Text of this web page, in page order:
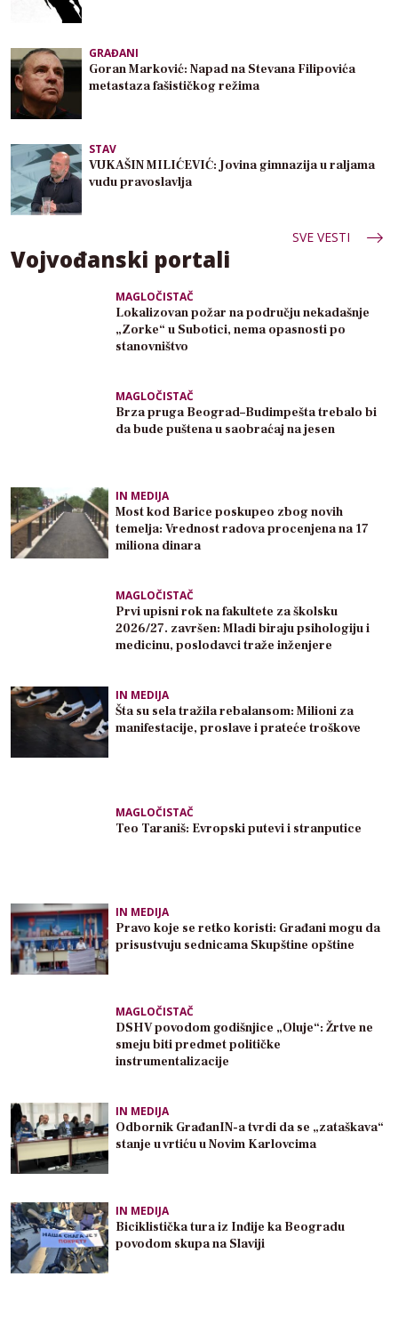
GRAĐANI
Goran Marković: Napad na Stevana Filipovića
metastaza fašističkog režima
STAV
VUKAŠIN MILIĆEVIĆ: Jovina gimnazija u raljama
vudu pravoslavlja
SVE VESTI
Vojvođanski portali
MAGLOČISTAČ
Lokalizovan požar na području nekadašnje
„Zorke“ u Subotici, nema opasnosti po
stanovništvo
MAGLOČISTAČ
Brza pruga Beograd–Budimpešta trebalo bi
da bude puštena u saobraćaj na jesen
IN MEDIJA
Most kod Barice poskupeo zbog novih
temelja: Vrednost radova procenjena na 17
miliona dinara
MAGLOČISTAČ
Prvi upisni rok na fakultete za školsku
2026/27. završen: Mladi biraju psihologiju i
medicinu, poslodavci traže inženjere
IN MEDIJA
Šta su sela tražila rebalansom: Milioni za
manifestacije, proslave i prateće troškove
MAGLOČISTAČ
Teo Taraniš: Evropski putevi i stranputice
IN MEDIJA
Pravo koje se retko koristi: Građani mogu da
prisustvuju sednicama Skupštine opštine
MAGLOČISTAČ
DSHV povodom godišnjice „Oluje“: Žrtve ne
smeju biti predmet političke
instrumentalizacije
IN MEDIJA
Odbornik GrađanIN-a tvrdi da se „zataškava“
stanje u vrtiću u Novim Karlovcima
IN MEDIJA
Biciklistička tura iz Inđije ka Beogradu
povodom skupa na Slaviji